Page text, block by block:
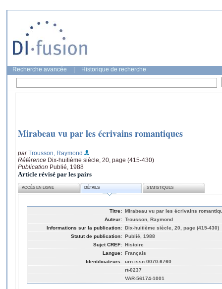
Recherche avancée Historique de recherche
Mirabeau vu par les écrivains romantiques
parTrousson, Raymond
Référence Dix-huitième siècle, 20, page (415-430)
Publication Publié, 1988
Article révisé par les pairs
ACCÈS EN LIGNE DÉTAILS STATISTIQUES
Titre: Mirabeau vu par les écrivains
Auteur: Trousson, Raymond
Informations sur la publication: Dix-huitième siècle, 20, page (415-430)
Statut de publication: Publié, 1988
Sujet CREF: Histoire
Langue: Français
Identificateurs: urn:issn:0070-6760
rt-0237
VAR-56174-1001